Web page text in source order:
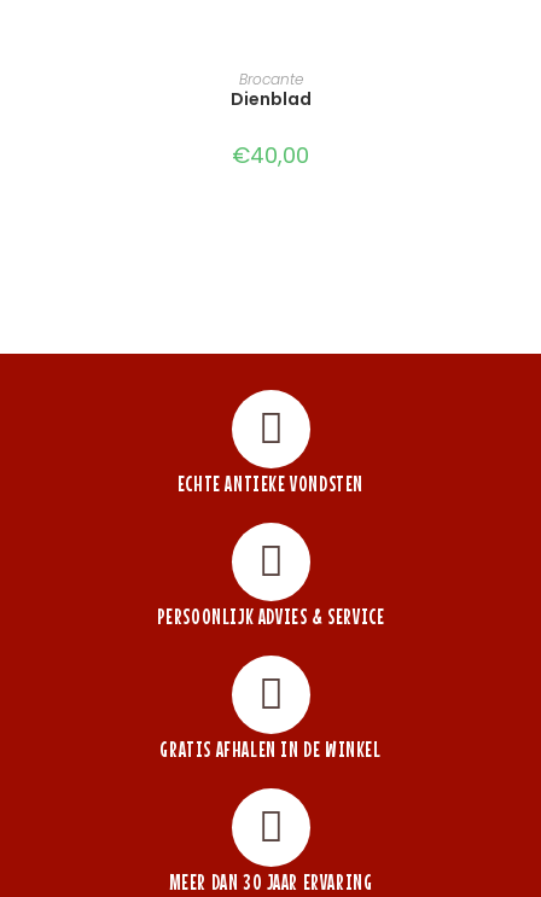
TOEVOEGEN AAN WINKELWAGEN
Brocante
Dienblad
€40,00
ECHTE ANTIEKE VONDSTEN
PERSOONLIJK ADVIES & SERVICE
GRATIS AFHALEN IN DE WINKEL
MEER DAN 30 JAAR ERVARING